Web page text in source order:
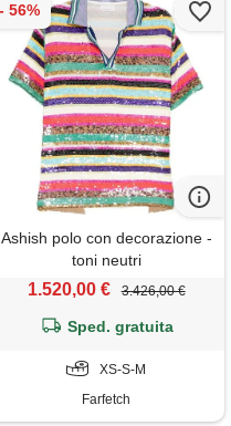
Ashish polo con decorazione -
toni neutri
1.520,00 € 3.426,00 €
Sped. gratuita
XS-S-M
Farfetch